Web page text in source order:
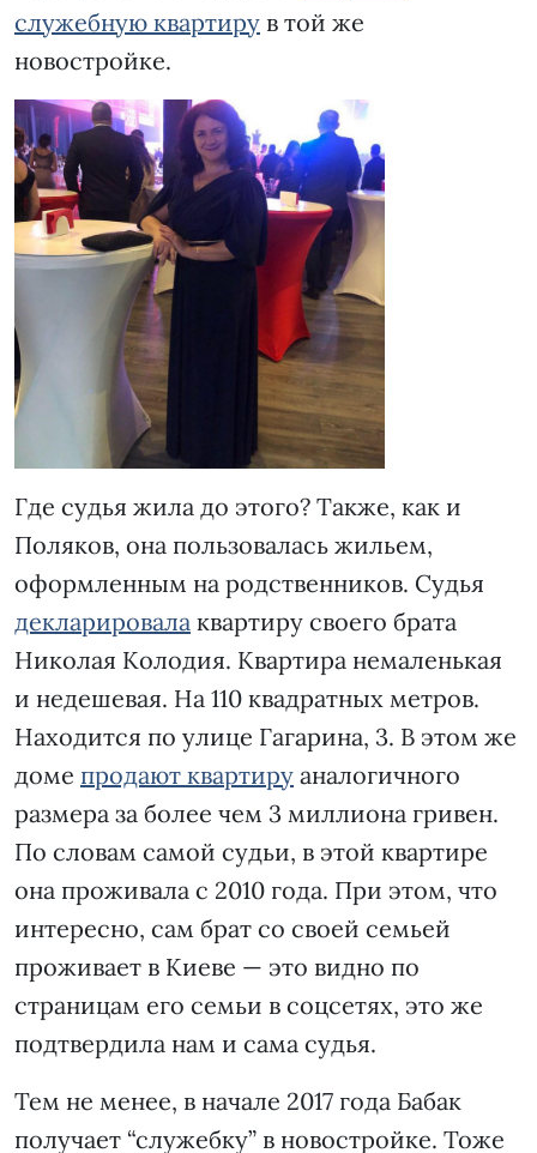
служебную квартиру в той же
новостройке.
Где судья жила до этого? Также, как и
Поляков, она пользовалась жильем,
оформленным на родственников. Судья
декларировала квартиру своего брата
Николая Колодия. Квартира немаленькая
и недешевая. На 110 квадратных метров.
Находится по улице Гагарина, 3. В этом же
доме продают квартиру аналогичного
размера за более чем 3 миллиона гривен.
По словам самой судьи, в этой квартире
она проживала с 2010 года. При этом, что
интересно, сам брат со своей семьей
проживает в Киеве — это видно по
страницам его семьи в соцсетях, это же
подтвердила нам и сама судья.
Тем не менее, в начале 2017 года Бабак
получает “служебку” в новостройке. Тоже